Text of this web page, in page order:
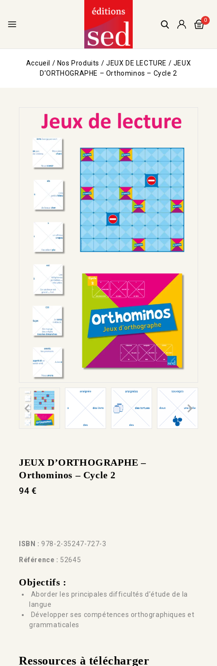
0
Accueil / Nos Produits / JEUX DE LECTURE / JEUX
D’ORTHOGRAPHE – Orthominos – Cycle 2
JEUX D’ORTHOGRAPHE –
Orthominos – Cycle 2
94 €
ISBN : 978-2-35247-727-3
Référence : 52645
Objectifs :
Aborder les principales difficultés d’étude de la
langue
Développer ses compétences orthographiques et
grammaticales
Ressources à télécharger